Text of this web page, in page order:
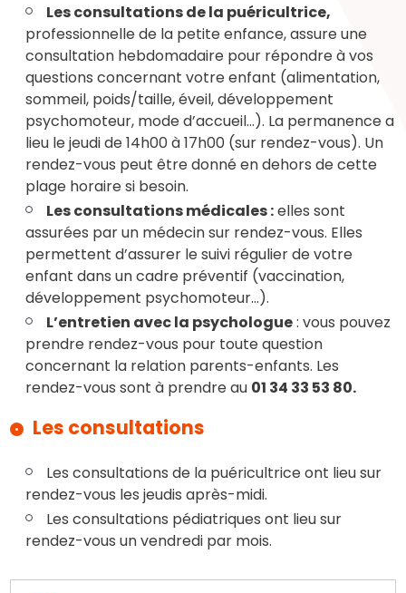
Les consultations de la puéricultrice,
professionnelle de la petite enfance, assure une
consultation hebdomadaire pour répondre à vos
questions concernant votre enfant (alimentation,
sommeil, poids/taille, éveil, développement
psychomoteur, mode d’accueil...). La permanence a
lieu le jeudi de 14h00 à 17h00 (sur rendez-vous). Un
rendez-vous peut être donné en dehors de cette
plage horaire si besoin.
Les consultations médicales :elles sont
assurées par un médecin sur rendez-vous. Elles
permettent d’assurer le suivi régulier de votre
enfant dans un cadre préventif (vaccination,
développement psychomoteur...).
L’entretien avec la psychologue: vous pouvez
prendre rendez-vous pour toute question
concernant la relation parents-enfants. Les
rendez-vous sont à prendre au 01 34 33 53 80.
Les consultations
Les consultations de la puéricultrice ont lieu sur
rendez-vous les jeudis après-midi.
Les consultations pédiatriques ont lieu sur
rendez-vous un vendredi par mois.